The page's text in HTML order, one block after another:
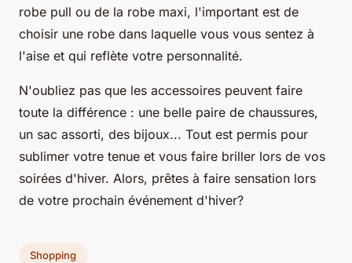
robe pull ou de la robe maxi, l'important est de
choisir une robe dans laquelle vous vous sentez à
l'aise et qui reflète votre personnalité.
N'oubliez pas que les accessoires peuvent faire
toute la différence : une belle paire de chaussures,
un sac assorti, des bijoux... Tout est permis pour
sublimer votre tenue et vous faire briller lors de vos
soirées d'hiver. Alors, prêtes à faire sensation lors
de votre prochain événement d'hiver?
Shopping